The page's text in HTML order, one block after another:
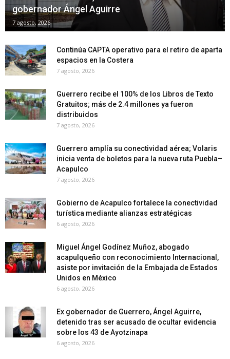
gobernador Ángel Aguirre
7 agosto, 2026
Continúa CAPTA operativo para el retiro de aparta
espacios en la Costera
7 agosto, 2026
Guerrero recibe el 100% de los Libros de Texto
Gratuitos; más de 2.4 millones ya fueron
distribuidos
7 agosto, 2026
Guerrero amplía su conectividad aérea; Volaris
inicia venta de boletos para la nueva ruta Puebla–
Acapulco
7 agosto, 2026
Gobierno de Acapulco fortalece la conectividad
turística mediante alianzas estratégicas
6 agosto, 2026
Miguel Ángel Godínez Muñoz, abogado
acapulqueño con reconocimiento Internacional,
asiste por invitación de la Embajada de Estados
Unidos en México
6 agosto, 2026
Ex gobernador de Guerrero, Ángel Aguirre,
detenido tras ser acusado de ocultar evidencia
sobre los 43 de Ayotzinapa
6 agosto, 2026